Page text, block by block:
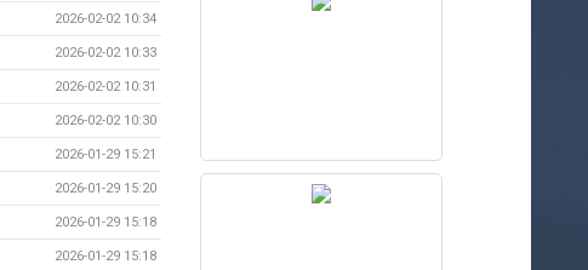
2026-02-02 10:34
2026-02-02 10:33
2026-02-02 10:31
2026-02-02 10:30
2026-01-29 15:21
2026-01-29 15:20
2026-01-29 15:18
2026-01-29 15:18